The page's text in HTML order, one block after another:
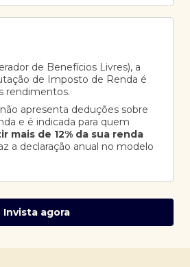
de Benefícios Livres), a
de Imposto de Renda é
rendimentos.
apresenta deduções sobre
e é indicada para quem
mais de 12% da sua renda
a declaração anual no modelo
Invista agora